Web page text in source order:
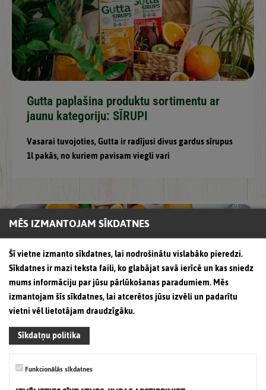
Gutta paplašina produktu sortimentu ar
jaunu kategoriju: SĪRUPI
Vasarai tuvojoties, Gutta ir radījusi divus gardus sīrupus
1l pakās, no kuriem pavisam viegli vari
Nacionālajā konkursā „Labākais
ieguvis godpilno 2.vietu dzērienu
MĒS IZMANTOJAM SĪKDATNES
Šī vietne izmanto sīkdatnes, lai nodrošinātu vislabāko pieredzi.
Sīkdatnes ir mazi teksta faili, ko glabājat savā ierīcē un kas sniedz
mums informāciju par jūsu pārlūkošanas paradumiem. Mēs
izmantojam šīs sīkdatnes, lai atcerētos jūsu izvēli un padarītu
vietni vēl lietotājam draudzīgāku.
Sīkdatņu politika
Funkcionālās sīkdatnes